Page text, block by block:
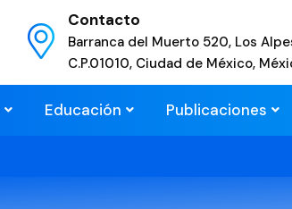
Contacto
Barranca del Muerto 520, Los
C.P.01010, Ciudad de México,
Educación Publicaciones